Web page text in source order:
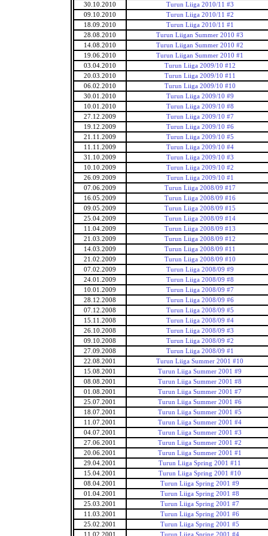
30.10.2010
Turun Liiga 2010/11 #3
09.10.2010
Turun Liiga 2010/11 #2
18.09.2010
Turun Liiga 2010/11 #1
28.08.2010
Turun Liigan Summer 2010 #3
14.08.2010
Turun Liigan Summer 2010 #2
19.06.2010
Turun Liigan Summer 2010 #1
03.04.2010
Turun Liiga 2009/10 #12
20.03.2010
Turun Liiga 2009/10 #11
06.02.2010
Turun Liiga 2009/10 #10
30.01.2010
Turun Liiga 2009/10 #9
10.01.2010
Turun Liiga 2009/10 #8
27.12.2009
Turun Liiga 2009/10 #7
19.12.2009
Turun Liiga 2009/10 #6
21.11.2009
Turun Liiga 2009/10 #5
11.11.2009
Turun Liiga 2009/10 #4
31.10.2009
Turun Liiga 2009/10 #3
10.10.2009
Turun Liiga 2009/10 #2
26.09.2009
Turun Liiga 2009/10 #1
07.06.2009
Turun Liiga 2008/09 #17
16.05.2009
Turun Liiga 2008/09 #16
09.05.2009
Turun Liiga 2008/09 #15
25.04.2009
Turun Liiga 2008/09 #14
11.04.2009
Turun Liiga 2008/09 #13
21.03.2009
Turun Liiga 2008/09 #12
14.03.2009
Turun Liiga 2008/09 #11
21.02.2009
Turun Liiga 2008/09 #10
07.02.2009
Turun Liiga 2008/09 #9
24.01.2009
Turun Liiga 2008/09 #8
10.01.2009
Turun Liiga 2008/09 #7
28.12.2008
Turun Liiga 2008/09 #6
07.12.2008
Turun Liiga 2008/09 #5
15.11.2008
Turun Liiga 2008/09 #4
26.10.2008
Turun Liiga 2008/09 #3
09.10.2008
Turun Liiga 2008/09 #2
27.09.2008
Turun Liiga 2008/09 #1
22.08.2001
Turun Liiga Summer 2001 #10
15.08.2001
Turun Liiga Summer 2001 #9
08.08.2001
Turun Liiga Summer 2001 #8
01.08.2001
Turun Liiga Summer 2001 #7
25.07.2001
Turun Liiga Summer 2001 #6
18.07.2001
Turun Liiga Summer 2001 #5
11.07.2001
Turun Liiga Summer 2001 #4
04.07.2001
Turun Liiga Summer 2001 #3
27.06.2001
Turun Liiga Summer 2001 #2
20.06.2001
Turun Liiga Summer 2001 #1
29.04.2001
Turun Liiga Spring 2001 #11
15.04.2001
Turun Liiga Spring 2001 #10
08.04.2001
Turun Liiga Spring 2001 #9
01.04.2001
Turun Liiga Spring 2001 #8
25.03.2001
Turun Liiga Spring 2001 #7
11.03.2001
Turun Liiga Spring 2001 #6
25.02.2001
Turun Liiga Spring 2001 #5
11.02.2001
Turun Liiga Spring 2001 #4